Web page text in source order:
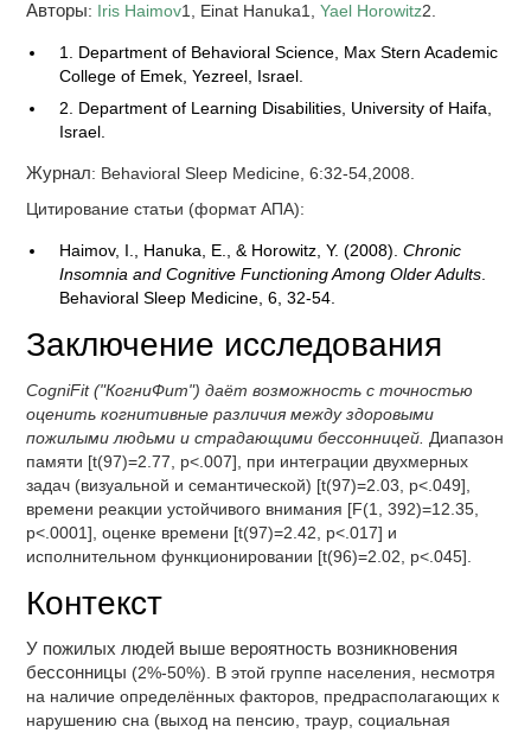
Авторы: Iris Haimov1, Einat Hanuka1,Yael Horowitz2.
1. Department of Behavioral Science, Max Stern Academic
College of Emek, Yezreel, Israel.
2. Department of Learning Disabilities, University of Haifa,
Israel.
Журнал: Behavioral Sleep Medicine, 6:32-54,2008.
Цитирование статьи (формат АПА):
Haimov, I., Hanuka, E., & Horowitz, Y. (2008).Chronic
Insomnia and Cognitive Functioning Among Older Adults
Behavioral Sleep Medicine, 6, 32-54.
Заключение исследования
CogniFit ("КогниФит") даёт возможность с точностью
оценить когнитивные различия между здоровыми
пожилыми людьми и страдающими бессонницей. Диапазон
памяти [t(97)=2.77, p<.007], при интеграции двухмерных
задач (визуальной и семантической) [t(97)=2.03, p<.049],
времени реакции устойчивого внимания [F(1, 392)=12.35,
p<.0001], оценке времени [t(97)=2.42, p<.017] и
исполнительном функционировании [t(96)=2.02, p<.045].
Контекст
У пожилых людей выше вероятность возникновения
бессонницы (2%-50%). В этой группе населения, несмотря
на наличие определённых факторов, предрасполагающих к
нарушению сна (выход на пенсию, траур, социальная